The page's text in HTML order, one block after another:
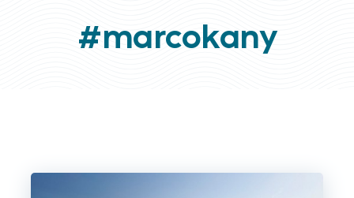
#marcokany